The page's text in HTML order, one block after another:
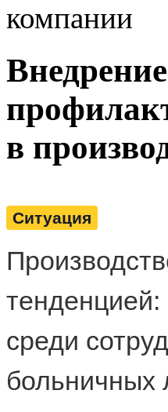
компании
в
Ситуация
среди
больничных